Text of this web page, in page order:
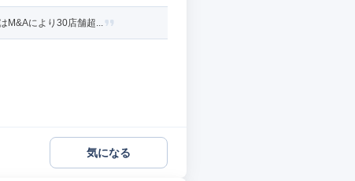
M&Aにより30店舗超...
気になる